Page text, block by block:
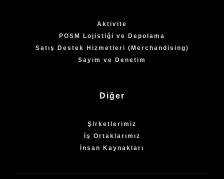
Aktivite
POSM Lojistiği ve Depolama
Satış Destek Hizmetleri (Merchandising)
Sayım ve Denetim
Diğer
Şirketlerimiz
İş Ortaklarımız
İnsan Kaynakları